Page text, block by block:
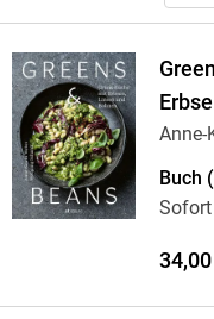
Anne-
Buch